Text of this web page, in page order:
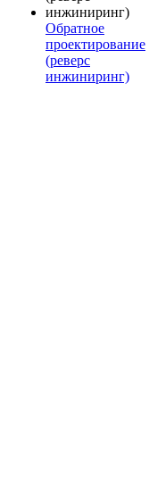
Обратное
проектирование
(реверс
инжиниринг)